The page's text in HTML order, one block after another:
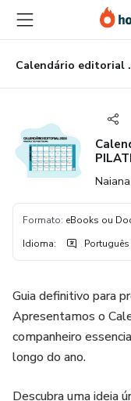
para
conteúdo
principal
para
pagamento
para
rodapé
Calendário
Naiana
Formato: eBooks ou
Idioma: Português
Guia definitivo para
Apresentamos o
companheiro
longo do ano.
Descubra uma ideia